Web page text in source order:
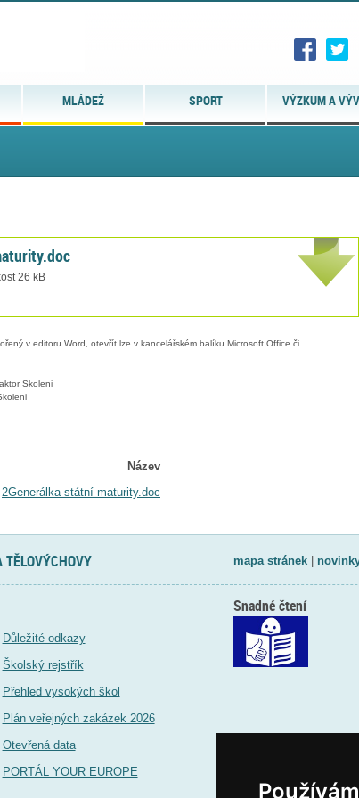
MLÁDEŽ SPORT VÝZKUM A
26 kB
v editoru Word, otevřít lze v kancelářském balíku Microsoft Office či
Skoleni
Název
2Generálka státní maturity.doc
mapa stránek|
Důležité odkazy
Školský rejstřík
Přehled vysokých škol
Plán veřejných zakázek 2026
Otevřená data
PORTÁL YOUR EUROPE
Snadné čtení